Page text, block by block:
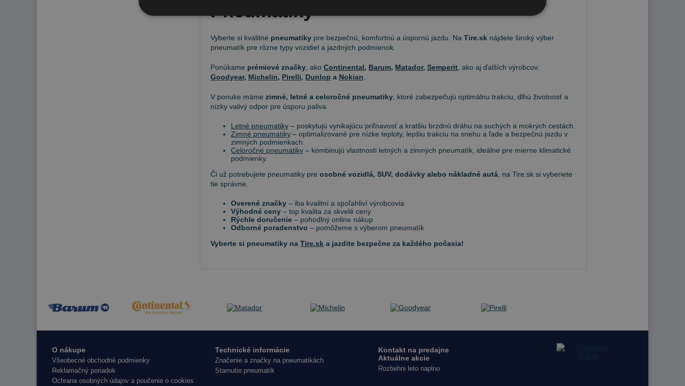
Pneumatiky
Vyberte si kvalitné pneumatiky pre bezpečnú, komfortnú a úspornú jazdu. Na Tire.sk nájdete široký výber
pneumatík pre rôzne typy vozidiel a jazdných podmienok.
Ponúkame prémiové značky , ako Continental, Barum, Matador, Semperit , ako aj ďalších výrobcov:
Goodyear, Michelin, Pirelli, Dunlop a Nokian
V ponuke máme zimné, letné a celoročné pneumatiky , ktoré zabezpečujú optimálnu trakciu, dlhú životnosť a
nízky valivý odpor pre úsporu paliva.
Letné pneumatiky – poskytujú vynikajúcu priľnavosť a kratšiu brzdnú dráhu na suchých a mokrých cestách.
Zimné pneumatiky – optimalizované pre nízke teploty, lepšiu trakciu na snehu a ľade a bezpečnú jazdu v
zimných podmienkach.
Celoročné pneumatiky – kombinujú vlastnosti letných a zimných pneumatík, ideálne pre mierne klimatické
podmienky.
Či už potrebujete pneumatiky pre osobné vozidlá, SUV, dodávky alebo nákladné autá , na Tire.sk si vyberiete
tie správne.
Overené značky – iba kvalitní a spoľahliví výrobcovia
Výhodné ceny – top kvalita za skvelé ceny
Rýchle doručenie – pohodlný online nákup
Odborné poradenstvo – pomôžeme s výberom pneumatík
Vyberte si pneumatiky na Tire.sk a jazdite bezpečne za každého počasia!
O nákupe
Všeobecné obchodné podmienky
Reklamačný poriadok
Ochrana osobných údajov a poučenie o cookies
Technické informácie
Značenie a značky na pneumatikách
Starnutie pneumatík
Kontakt na predajne
Aktuálne akcie
Rozbehni leto naplno